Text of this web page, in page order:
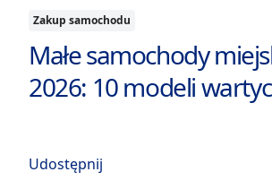
Zakup samochodu
Małe samochody
2026: 10 modeli
Udostępnij